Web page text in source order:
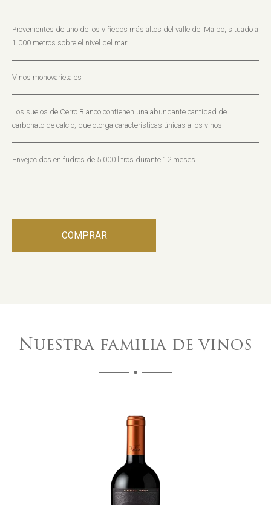
Provenientes de uno de los viñedos más altos del valle del Maipo, situado a
1.000 metros sobre el nivel del mar
Vinos monovarietales
Los suelos de Cerro Blanco contienen una abundante cantidad de
carbonato de calcio, que otorga características únicas a los vinos
Envejecidos en fudres de 5.000 litros durante 12 meses
COMPRAR
Nuestra familia de vinos